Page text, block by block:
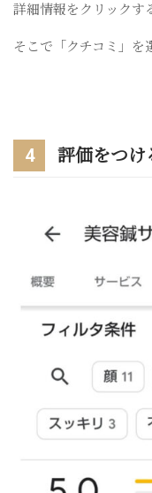
詳細情報をクリックす
そこで「クチコミ」を
4 評価をつけ